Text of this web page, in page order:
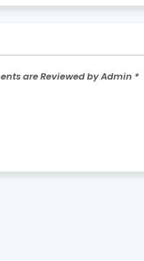
* Please Don't Spam Here. All the Comments are Reviewed by Admin.